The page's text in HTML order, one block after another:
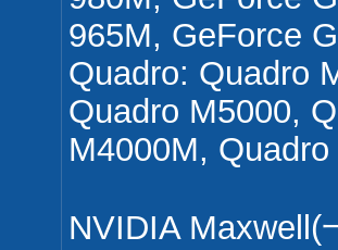
965M, GeForce
Quadro: Quadro
Quadro M5000,
M4000M,
NVIDIA Maxwell(